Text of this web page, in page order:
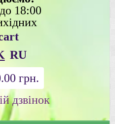
18:00
RU
грн.
дзвінок